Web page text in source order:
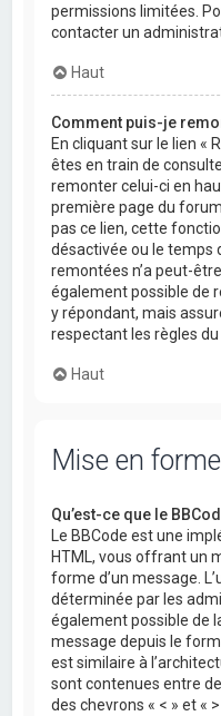
permissions limitées.
contacter un
Haut
Comment puis-je
En cliquant sur le lien «
êtes en train de
remonter celui-ci en
première page du
pas ce lien, cette
désactivée ou le temps
remontées n’a peut-
également possible de
y répondant, mais
respectant les règles du
Haut
Mise en
Qu’est-ce que le
Le BBCode est une
HTML, vous offrant un
forme d’un message.
déterminée par les
également possible de
message depuis le
est similaire à
sont contenues entre
des chevrons « < » et «